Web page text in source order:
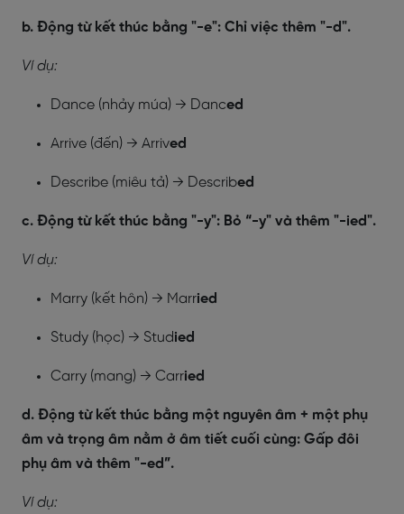
b. Động từ kết thúc bằng "-e": Chỉ việc thêm "-d".
Ví dụ:
Dance (nhảy múa) → Danced
Arrive (đến) → Arrived
Describe (miêu tả) → Described
c. Động từ kết thúc bằng "-y": Bỏ “-y" và thêm "-ied".
Ví dụ:
Marry (kết hôn) → Married
Study (học) → Studied
Carry (mang) → Carried
d. Động từ kết thúc bằng một nguyên âm + một phụ
âm và trọng âm nằm ở âm tiết cuối cùng: Gấp đôi
phụ âm và thêm "-ed”.
Ví dụ: